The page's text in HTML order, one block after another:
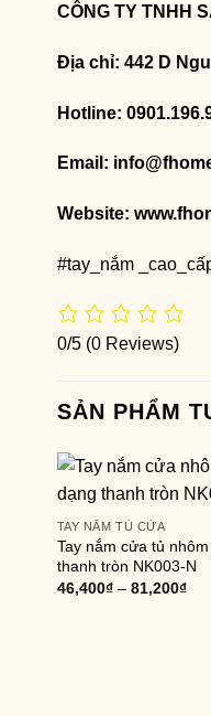
CÔNG TY TNHH
Địa chỉ: 442 D
Hotline:
Email:
Website:
#tay_nắm
0/5 (0 Reviews)
SẢN PHẨM
TAY NẮM TỦ CỬA
Tay nắm cửa tủ
thanh tròn NK003-N
46,400₫– 81,200₫